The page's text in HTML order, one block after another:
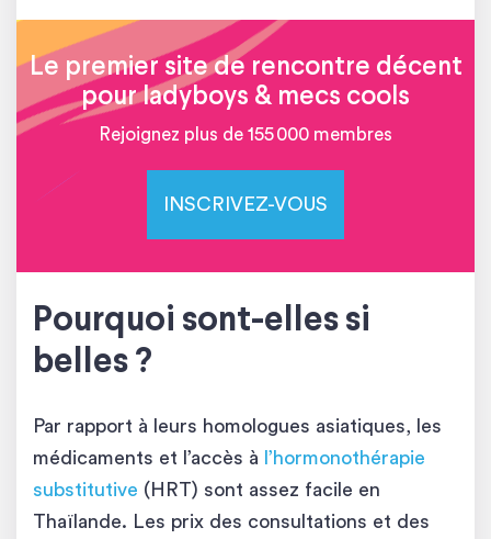
Le premier site de rencontre décent
pour ladyboys & mecs cools
Rejoignez plus de 155 000 membres
INSCRIVEZ-VOUS
Pourquoi sont-elles si
belles ?
Par rapport à leurs homologues asiatiques, les
médicaments et l’accès à l’hormonothérapie
substitutive (HRT) sont assez facile en
Thaïlande. Les prix des consultations et des